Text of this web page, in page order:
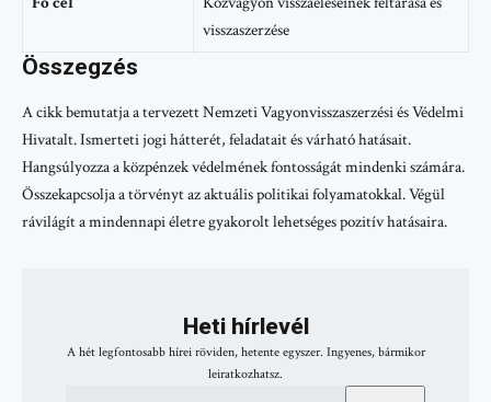
visszaszerzése
Összegzés
A cikk bemutatja a tervezett Nemzeti Vagyonvisszaszerzési és Védelmi
Hivatalt. Ismerteti jogi hátterét, feladatait és várható hatásait.
Hangsúlyozza a közpénzek védelmének fontosságát mindenki számára.
Összekapcsolja a törvényt az aktuális politikai folyamatokkal. Végül
rávilágít a mindennapi életre gyakorolt lehetséges pozitív hatásaira.
Heti hírlevél
A hét legfontosabb hírei röviden, hetente egyszer. Ingyenes, bármikor
leiratkozhatsz.